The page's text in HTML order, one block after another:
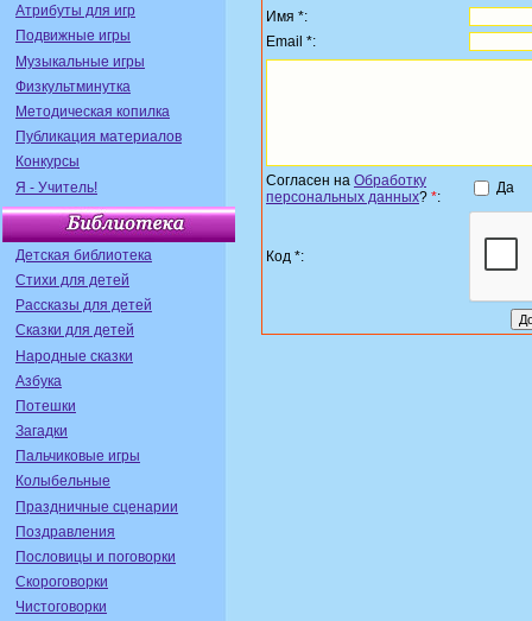
Атрибуты для игр
Подвижные игры
Музыкальные игры
Физкультминутка
Методическая копилка
Публикация материалов
Конкурсы
Я - Учитель!
Детская библиотека
Стихи для детей
Рассказы для детей
Сказки для детей
Народные сказки
Азбука
Потешки
Загадки
Пальчиковые игры
Колыбельные
Праздничные сценарии
Поздравления
Пословицы и поговорки
Скороговорки
Чистоговорки
Имя *:
Email *:
Согласен на Обработку
персональных данных? *:
Да
Код *: